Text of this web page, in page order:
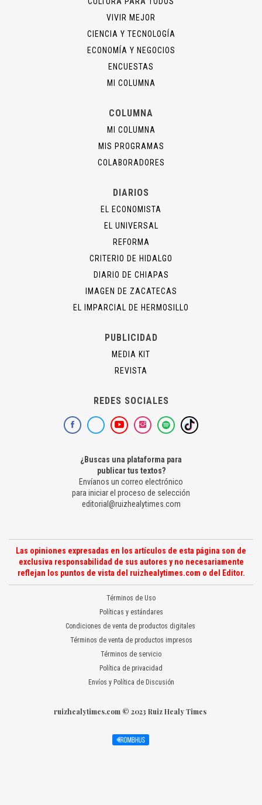
VIVIR MEJOR
CIENCIA Y TECNOLOGÍA
ECONOMÍA Y NEGOCIOS
ENCUESTAS
MI COLUMNA
COLUMNA
MI COLUMNA
MIS PROGRAMAS
COLABORADORES
DIARIOS
EL ECONOMISTA
EL UNIVERSAL
REFORMA
CRITERIO DE HIDALGO
DIARIO DE CHIAPAS
IMAGEN DE ZACATECAS
EL IMPARCIAL DE HERMOSILLO
PUBLICIDAD
MEDIA KIT
REVISTA
REDES SOCIALES
¿Buscas una plataforma para
publicar tus textos?
Envíanos un correo electrónico
para iniciar el proceso de selección
editorial@ruizhealytimes.com
Las opiniones expresadas en los artículos de esta página son de
exclusiva responsabilidad de sus autores y no necesariamente
reflejan los puntos de vista del ruizhealytimes.com o del Editor.
Términos de Uso
Políticas y estándares
Condiciones de venta de productos digitales
Términos de venta de productos impresos
Términos de servicio
Política de privacidad
Envíos y Política de Discusión
ruizhealytimes.com © 2023 Ruiz Healy Times